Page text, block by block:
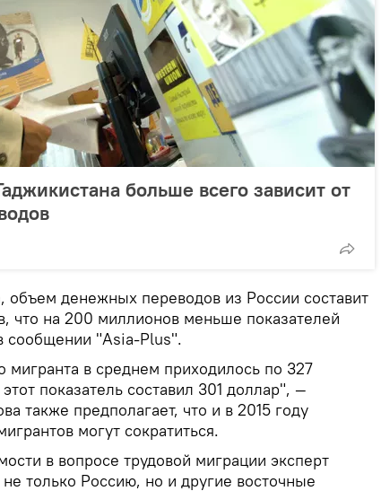
больше всего зависит от
объем денежных переводов из России составит
что на 200 миллионов меньше показателей
сообщении "Asia-Plus".
мигранта в среднем приходилось по 327
показатель составил 301 доллар", —
также предполагает, что и в 2015 году
могут сократиться.
в вопросе трудовой миграции эксперт
не только Россию, но и другие восточные